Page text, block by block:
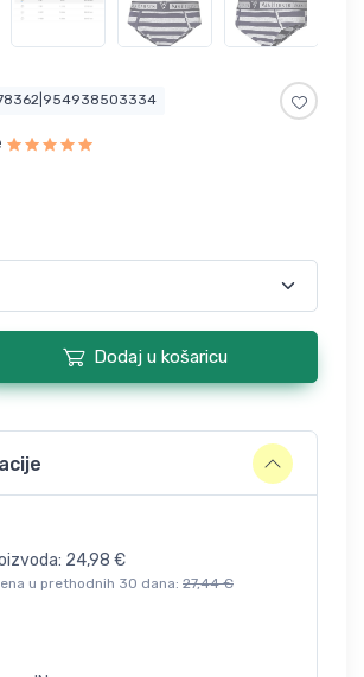
Dodaj u košaricu
24,98 €
u prethodnih 30 dana: 27,44 €